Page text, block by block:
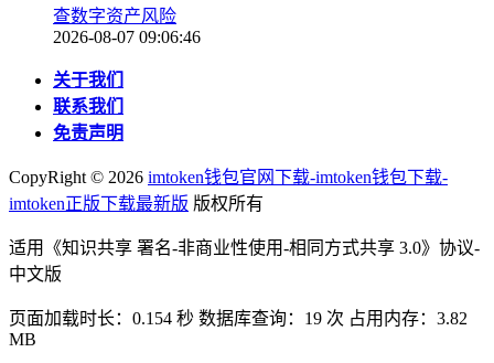
查数字资产风险
2026-08-07 09:06:46
关于我们
联系我们
免责声明
CopyRight © 2026 imtoken钱包官网下载-imtoken钱包下载-
imtoken正版下载最新版 版权所有
适用《知识共享 署名-非商业性使用-相同方式共享 3.0》协议-
中文版
页面加载时长：0.154 秒 数据库查询：19 次 占用内存：3.82
MB